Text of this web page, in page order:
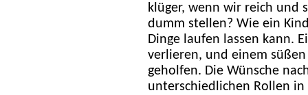
klüger, wenn wir reich und
dumm stellen? Wie ein
Dinge laufen lassen kann.
verlieren, und einem
geholfen. Die Wünsche
unterschiedlichen Rollen